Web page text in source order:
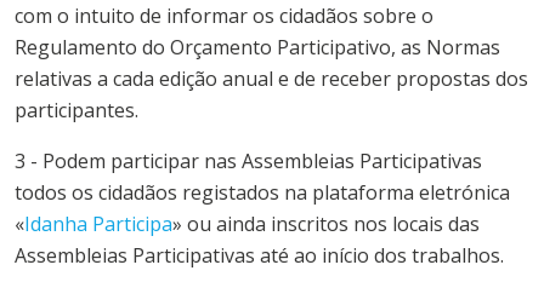
com o intuito de informar os cidadãos sobre o
Regulamento do Orçamento Participativo, as Normas
relativas a cada edição anual e de receber propostas dos
participantes.
3 - Podem participar nas Assembleias Participativas
todos os cidadãos registados na plataforma eletrónica
«Idanha Participa» ou ainda inscritos nos locais das
Assembleias Participativas até ao início dos trabalhos.